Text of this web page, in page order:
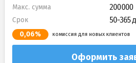
Макс. сумма 200000
Срок 50-365
0,06% комиссия для новых клиентов
Оформить